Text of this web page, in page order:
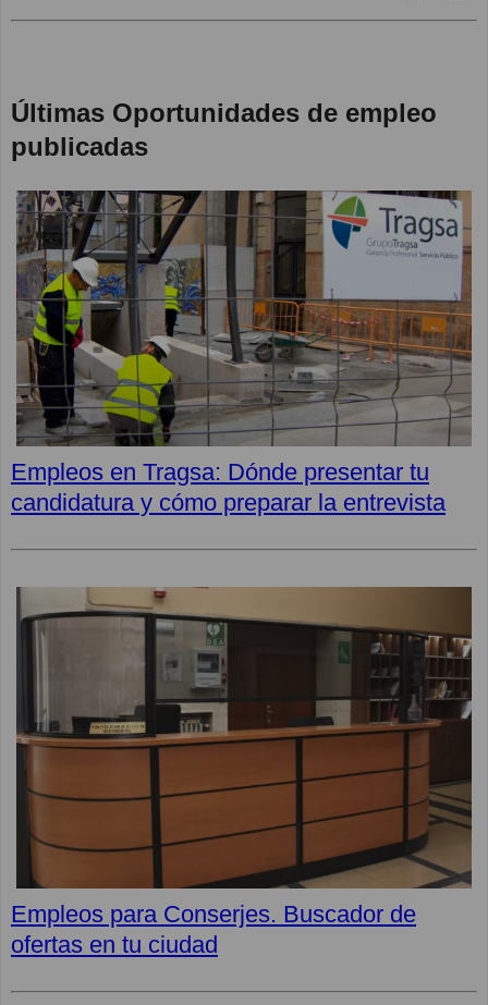
Últimas Oportunidades de empleo
publicadas
Empleos en Tragsa: Dónde presentar tu
candidatura y cómo preparar la entrevista
Empleos para Conserjes. Buscador de
ofertas en tu ciudad